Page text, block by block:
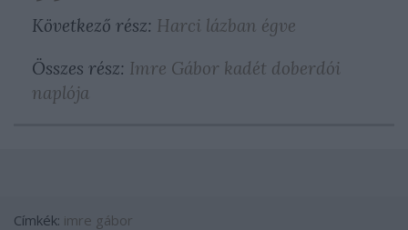
Következő rész: Harci lázban égve
Összes rész: Imre Gábor kadét doberdói
naplója
Címkék: imre gábor